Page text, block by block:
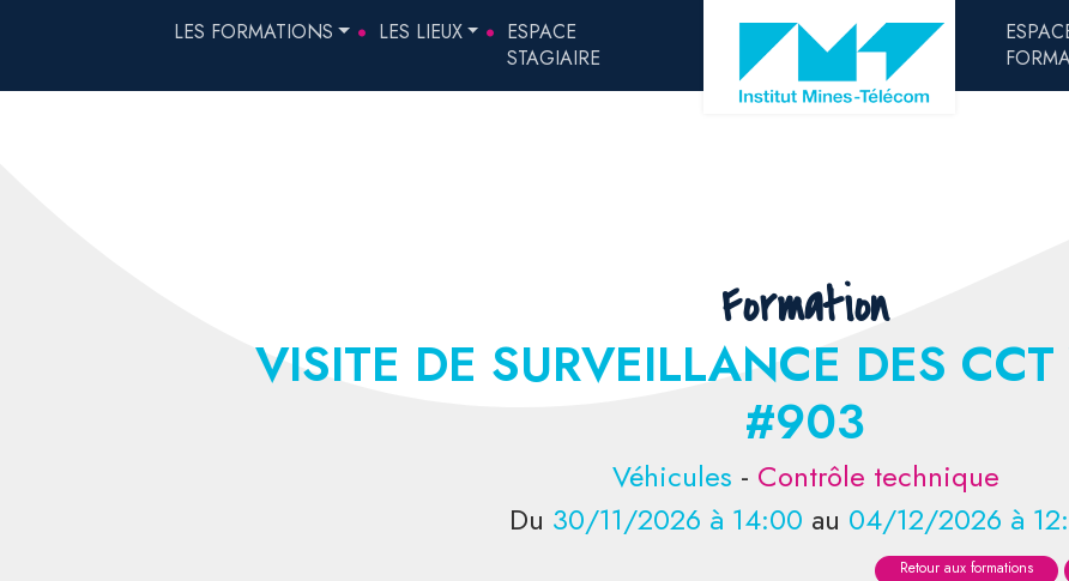
LES FORMATIONS LES LIEUX
ESPACE
STAGIAIRE
Formation
VISITE DE SURVEILLANCE DES
#903
Véhicules - Contrôle technique
Du 30/11/2026 à 14:00 au 04/12/2026 à
Retour aux formations